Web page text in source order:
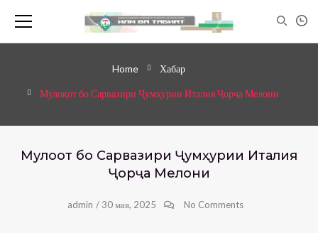
Home Хабар
Мулоқот бо Сарвазири Ҷумҳурии Италия Ҷорҷа Мелони
Мулоқот бо Сарвазири Ҷумҳурии Италия
Ҷорҷа Мелони
admin / 30 мая, 2025 No Comments